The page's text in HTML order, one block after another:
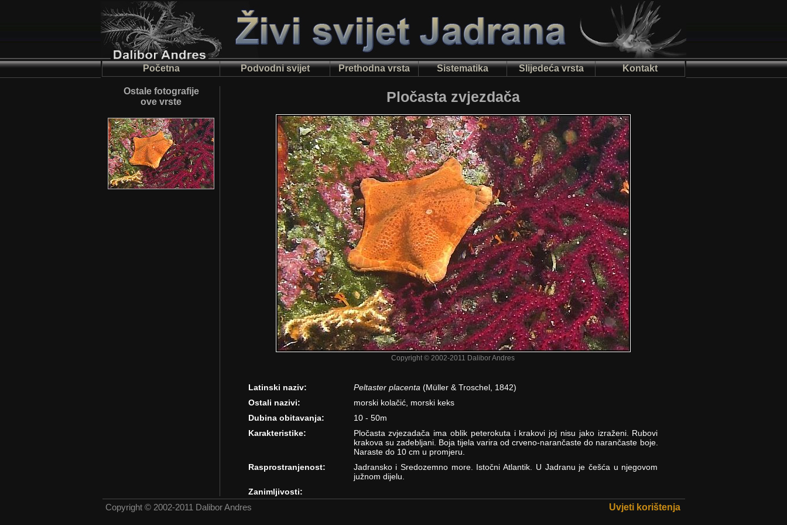
Početna Podvodni svijet Prethodna vrsta Sistematika Slijedeća vrsta Kontakt
Ostale fotografije
ove vrste
Pločasta zvjezdača
Copyright © 2002-2011 Dalibor Andres
Latinski naziv: Peltaster placenta (Müller & Troschel, 1842)
Ostali nazivi:
morski kolačić, morski keks
Dubina obitavanja:
10 - 50m
Karakteristike:
Pločasta zvjezadača ima oblik peterokuta i krakovi joj nisu jako izraženi. Rubovi
krakova su zadebljani. Boja tijela varira od crveno-narančaste do narančaste boje.
Naraste do 10 cm u promjeru.
Rasprostranjenost:
Jadransko i Sredozemno more. Istočni Atlantik. U Jadranu je češća u njegovom
južnom dijelu.
Zanimljivosti:
Copyright © 2002-2011 Dalibor Andres Uvjeti korištenja